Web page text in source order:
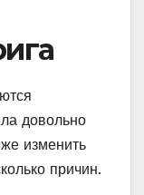
довольно
изменить
причин.